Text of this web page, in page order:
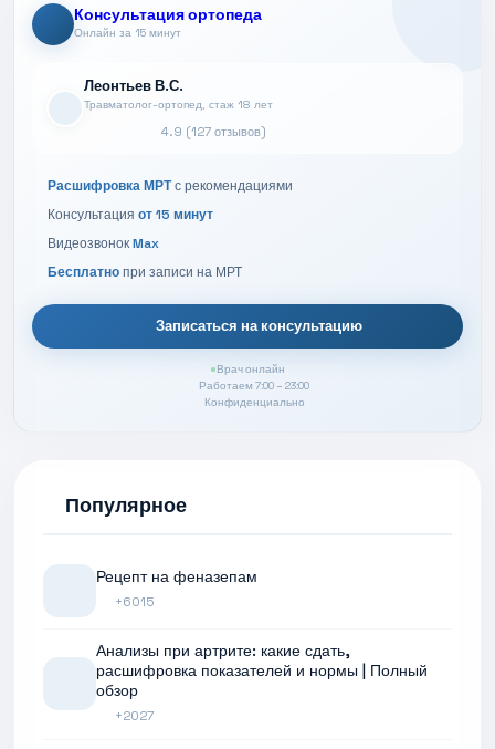
Консультация ортопеда
Онлайн за 15 минут
Леонтьев В.С.
Травматолог-ортопед, стаж 18 лет
4.9 (127 отзывов)
Расшифровка МРТс рекомендациями
Консультация от 15 минут
Видеозвонок Max
Бесплатно при записи на МРТ
Записаться на консультацию
Врач онлайн
Работаем 7:00 – 23:00
Конфиденциально
Популярное
Рецепт на феназепам
+6015
Анализы при артрите: какие сдать,
расшифровка показателей и нормы | Полный
обзор
+2027